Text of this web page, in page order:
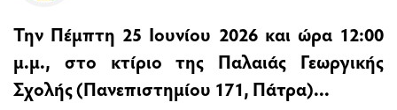
Την Πέμπτη 25 Ιουνίου 2026 και ώρα 12:00
μ.μ., στο κτίριο της Παλαιάς Γεωργικής
Σχολής (Πανεπιστημίου 171, Πάτρα)...